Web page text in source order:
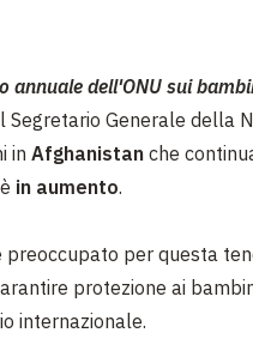
annuale dell'ONU sui
Segretario Generale della
in Afghanistan che
in aumento.
preoccupato per questa
protezione ai
internazionale.